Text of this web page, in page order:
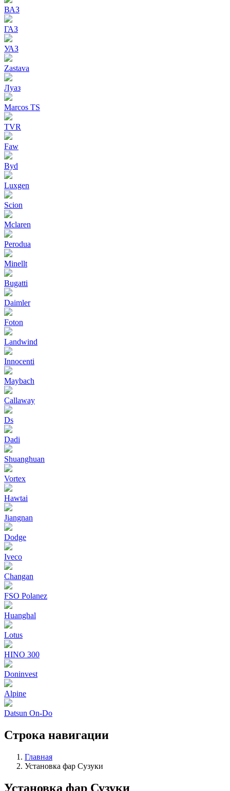
ВАЗ
ГАЗ
УАЗ
Zastava
Луаз
Marcos TS
TVR
Faw
Byd
Luxgen
Scion
Mclaren
Perodua
Minellt
Bugatti
Daimler
Foton
Landwind
Innocenti
Maybach
Callaway
Ds
Dadi
Shuanghuan
Vortex
Hawtai
Jiangnan
Dodge
Iveco
Changan
FSO Polanez
Huanghal
Lotus
HINO 300
Doninvest
Alpine
Datsun On-Do
Строка навигации
Главная
Установка фар Сузуки
Установка фар Сузуки